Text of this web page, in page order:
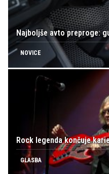
Najboljše avto preproge:
NOVICE
Rock legenda končuje
GLASBA